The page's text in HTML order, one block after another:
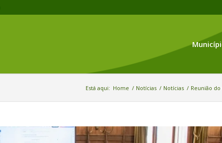
Está aqui: Home / Notícias / Notícias / Reunião